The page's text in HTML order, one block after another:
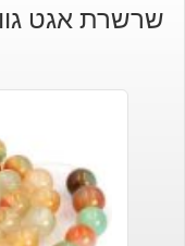
שרשרת אגט